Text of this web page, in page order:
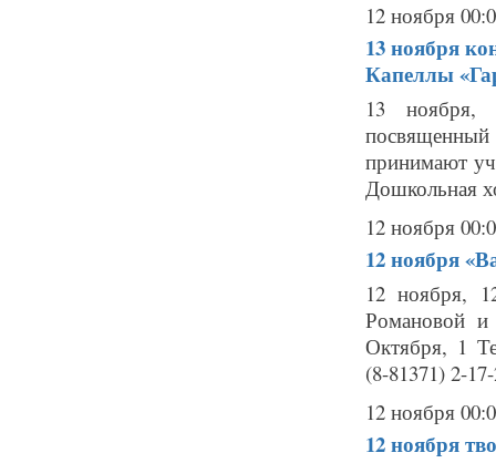
12 ноября
13 ноября
Капеллы
13 ноября,
принимают
Дошкольная
12 ноября
12 ноября
12 ноября,
Романовой и
Октября, 1
(8-81371) 2-
12 ноября
12 ноября